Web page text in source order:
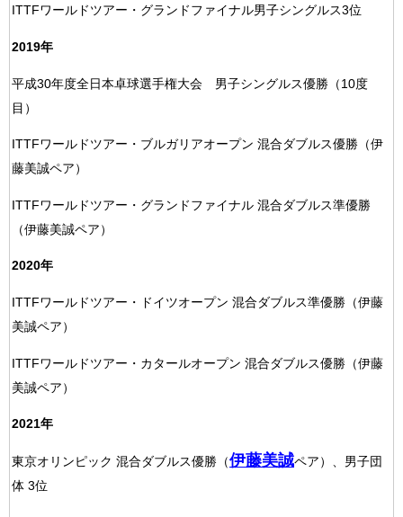
ITTFワールドツアー・グランドファイナル男子シングルス3位
2019年
平成30年度全日本卓球選手権大会 男子シングルス優勝（10度
目）
ITTFワールドツアー・ブルガリアオープン 混合ダブルス優勝（伊
藤美誠ペア）
ITTFワールドツアー・グランドファイナル 混合ダブルス準優勝
（伊藤美誠ペア）
2020年
ITTFワールドツアー・ドイツオープン 混合ダブルス準優勝（伊藤
美誠ペア）
ITTFワールドツアー・カタールオープン 混合ダブルス優勝（伊藤
美誠ペア）
2021年
東京オリンピック 混合ダブルス優勝（伊藤美誠ペア）、男子団
体 3位